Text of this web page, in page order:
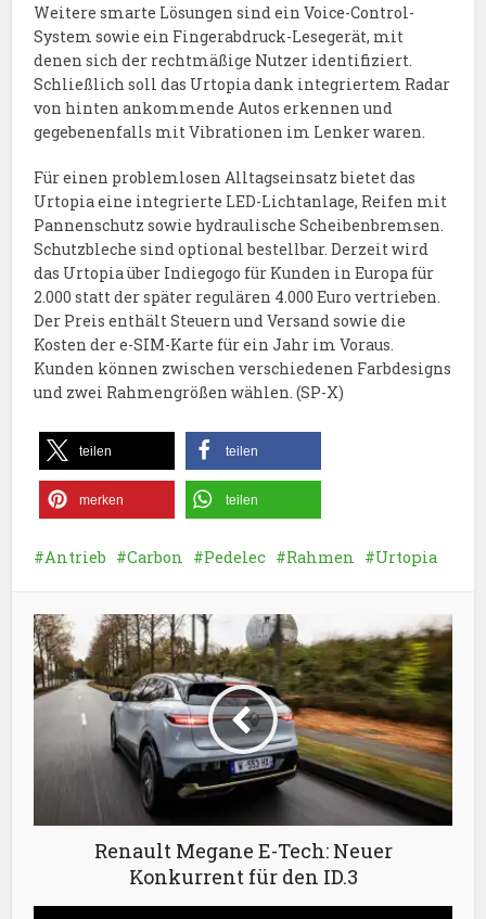
Weitere smarte Lösungen sind ein Voice-Control-
System sowie ein Fingerabdruck-Lesegerät, mit
denen sich der rechtmäßige Nutzer identifiziert.
Schließlich soll das Urtopia dank integriertem Radar
von hinten ankommende Autos erkennen und
gegebenenfalls mit Vibrationen im Lenker waren.
Für einen problemlosen Alltagseinsatz bietet das
Urtopia eine integrierte LED-Lichtanlage, Reifen mit
Pannenschutz sowie hydraulische Scheibenbremsen.
Schutzbleche sind optional bestellbar. Derzeit wird
das Urtopia über Indiegogo für Kunden in Europa für
2.000 statt der später regulären 4.000 Euro vertrieben.
Der Preis enthält Steuern und Versand sowie die
Kosten der e-SIM-Karte für ein Jahr im Voraus.
Kunden können zwischen verschiedenen Farbdesigns
und zwei Rahmengrößen wählen. (SP-X)
teilen teilen
merken teilen
Antrieb Carbon Pedelec Rahmen Urtopia
Renault Megane E-Tech: Neuer
Konkurrent für den ID.3